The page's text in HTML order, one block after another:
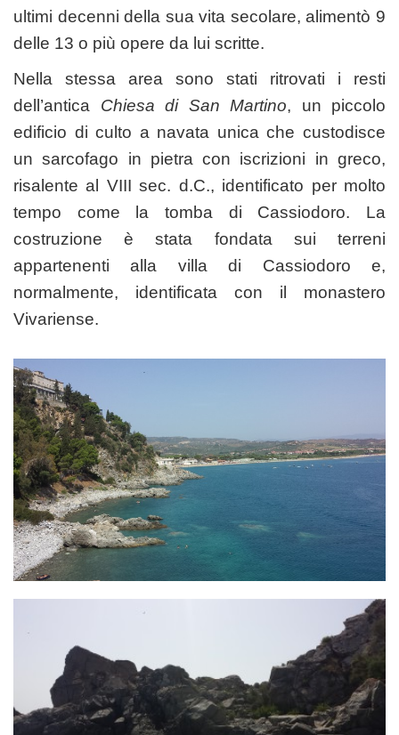
ultimi decenni della sua vita secolare, alimentò 9
delle 13 o più opere da lui scritte.
Nella stessa area sono stati ritrovati i resti
dell’antica Chiesa di San Martino, un piccolo
edificio di culto a navata unica che custodisce
un sarcofago in pietra con iscrizioni in greco,
risalente al VIII sec. d.C., identificato per molto
tempo come la tomba di Cassiodoro. La
costruzione è stata fondata sui terreni
appartenenti alla villa di Cassiodoro e,
normalmente, identificata con il monastero
Vivariense.